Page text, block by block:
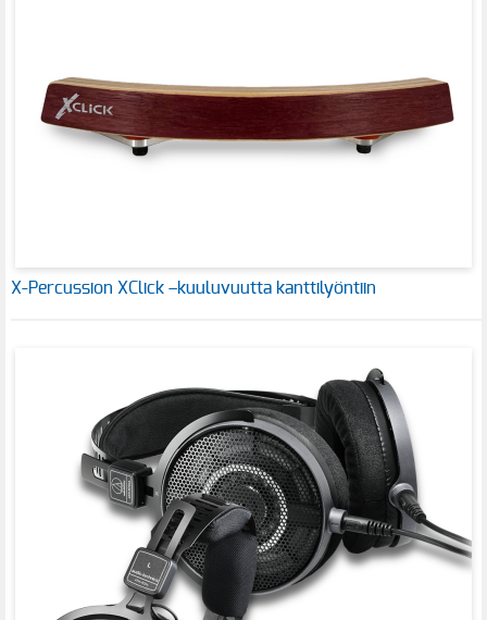
X-Percussion XClick –kuuluvuutta kanttilyöntiin